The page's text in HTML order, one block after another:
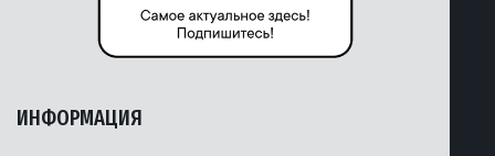
ИНФОРМАЦИЯ